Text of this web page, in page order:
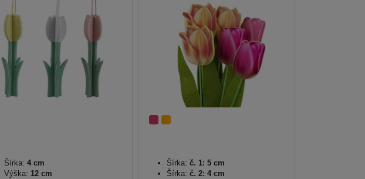
Šírka: 4 cm
Výška: 12 cm
Šírka: č. 1: 5 cm
Šírka: č. 2: 4 cm